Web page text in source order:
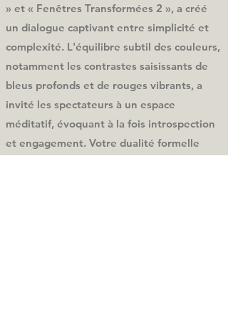
» et « Fenêtres Transformées 2 », a créé
un dialogue captivant entre simplicité et
complexité. L'équilibre subtil des couleurs,
notamment les contrastes saisissants de
bleus profonds et de rouges vibrants, a
invité les spectateurs à un espace
méditatif, évoquant à la fois introspection
et engagement. Votre dualité formelle